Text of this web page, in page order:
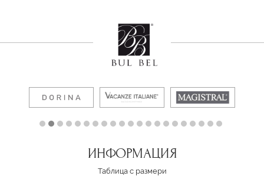
ИНФОРМАЦИЯ
Таблица с размери